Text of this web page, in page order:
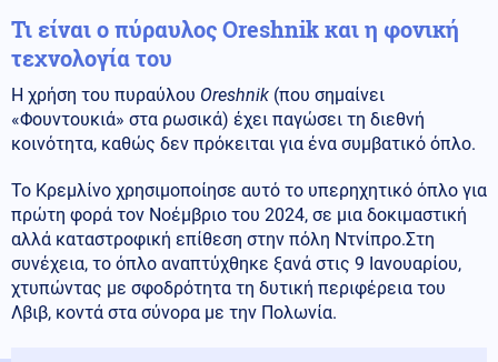
Τι είναι ο πύραυλος Oreshnik και η φονική
τεχνολογία του
Η χρήση του πυραύλου Oreshnik (που σημαίνει
«Φουντουκιά» στα ρωσικά) έχει παγώσει τη διεθνή
κοινότητα, καθώς δεν πρόκειται για ένα συμβατικό όπλο.
Το Κρεμλίνο χρησιμοποίησε αυτό το υπερηχητικό όπλο για
πρώτη φορά τον Νοέμβριο του 2024, σε μια δοκιμαστική
αλλά καταστροφική επίθεση στην πόλη Ντνίπρο.Στη
συνέχεια, το όπλο αναπτύχθηκε ξανά στις 9 Ιανουαρίου,
χτυπώντας με σφοδρότητα τη δυτική περιφέρεια του
Λβιβ, κοντά στα σύνορα με την Πολωνία.